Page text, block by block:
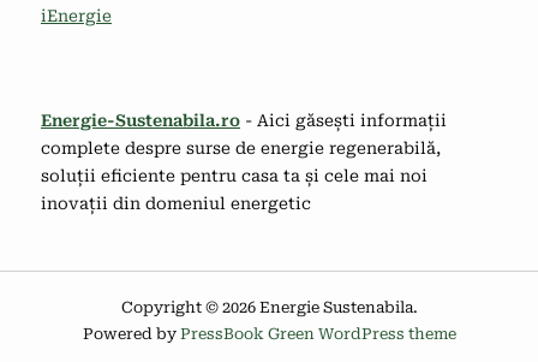
iEnergie
Energie-Sustenabila.ro - Aici găsești informații
complete despre surse de energie regenerabilă,
soluții eficiente pentru casa ta și cele mai noi
inovații din domeniul energetic
Copyright © 2026 Energie Sustenabila.
Powered by PressBook Green WordPress theme